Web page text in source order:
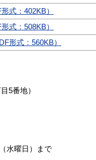
式：402KB）
式：508KB）
形式：560KB）
5番地）
水曜日）まで